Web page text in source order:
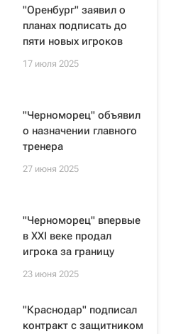
"Оренбург" заявил о
планах подписать до
пяти новых игроков
17 июля 2025
"Черноморец" объявил
о назначении главного
тренера
27 июня 2025
"Черноморец" впервые
в XXI веке продал
игрока за границу
23 июня 2025
"Краснодар" подписал
контракт с защитником